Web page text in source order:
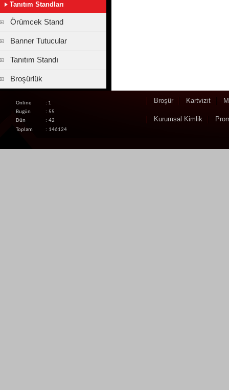
Tanıtım Standları
Örümcek Stand
Banner Tutucular
Tanıtım Standı
Broşürlük
Online
: 1
Bugün
: 55
Dün
: 42
Toplam
: 146124
Broşür Kartvizit
Kurumsal Kimlik